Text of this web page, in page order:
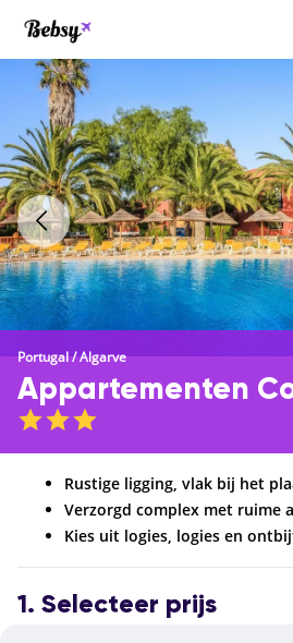
Portugal/Algarve
Appartementen
Rustige ligging, vlak bij het
Verzorgd complex met ruime
Kies uit logies, logies en
1. Selecteer prijs